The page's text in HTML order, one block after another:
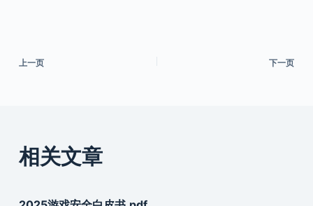
上一页 下一页
相关文章